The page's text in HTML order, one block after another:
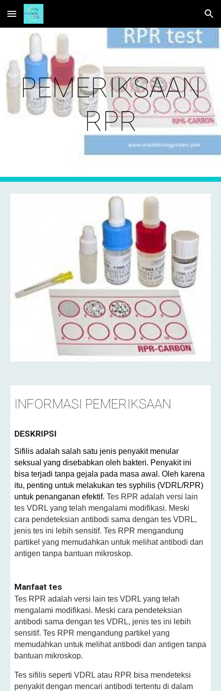
Skip to main content Skip to navigation
PEMERIKSAAN
RPR
INFORMASI PEMERIKSAAN
DESKRIPSI
Sifilis adalah salah satu jenis penyakit menular
seksual yang disebabkan oleh bakteri. Penyakit ini
bisa terjadi tanpa gejala pada masa awal. Oleh karena
itu, penting untuk melakukan tes syphilis (VDRL/RPR)
untuk penanganan efektif. Tes RPR adalah versi lain
tes VDRL yang telah mengalami modifikasi. Meski
cara pendeteksian antibodi sama dengan tes VDRL,
jenis tes ini lebih sensitif. Tes RPR mengandung
partikel yang memudahkan untuk melihat antibodi dan
antigen tanpa bantuan mikroskop.
Manfaat tes
Tes RPR adalah versi lain tes VDRL yang telah
mengalami modifikasi. Meski cara pendeteksian
antibodi sama dengan tes VDRL, jenis tes ini lebih
sensitif. Tes RPR mengandung partikel yang
memudahkan untuk melihat antibodi dan antigen tanpa
bantuan mikroskop.
Tes sifilis seperti VDRL atau RPR bisa mendeteksi
penyakit dengan mencari antibodi tertentu di dalam